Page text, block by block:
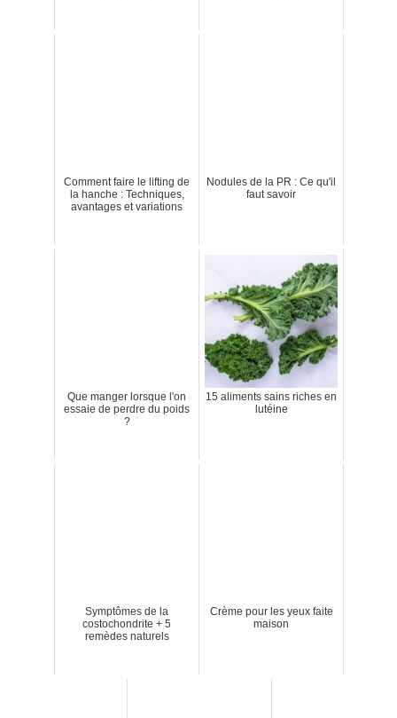
Comment faire le lifting de
la hanche : Techniques,
avantages et variations
Nodules de la PR : Ce qu'il
faut savoir
Que manger lorsque l'on
essaie de perdre du poids
?
15 aliments sains riches en
lutéine
Symptômes de la
costochondrite + 5
remèdes naturels
Crème pour les yeux faite
maison